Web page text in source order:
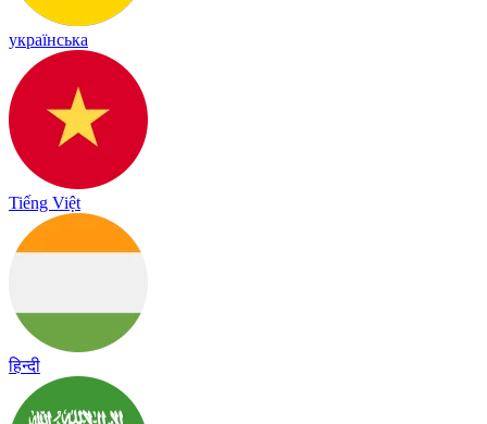
українська
Tiếng Việt
हिन्दी